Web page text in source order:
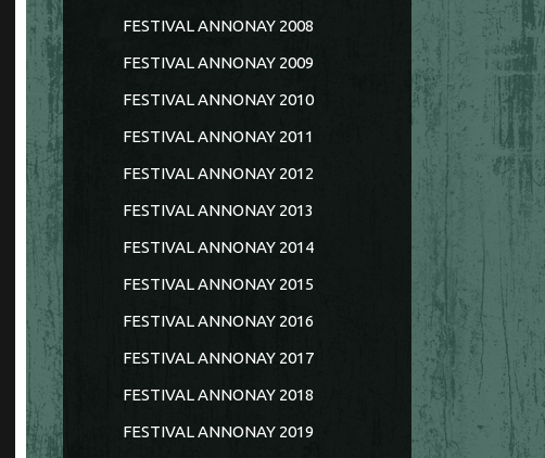
FESTIVAL ANNONAY 2008
FESTIVAL ANNONAY 2009
FESTIVAL ANNONAY 2010
FESTIVAL ANNONAY 2011
FESTIVAL ANNONAY 2012
FESTIVAL ANNONAY 2013
FESTIVAL ANNONAY 2014
FESTIVAL ANNONAY 2015
FESTIVAL ANNONAY 2016
FESTIVAL ANNONAY 2017
FESTIVAL ANNONAY 2018
FESTIVAL ANNONAY 2019